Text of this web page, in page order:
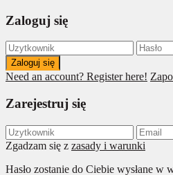
Zaloguj się
Zaloguj się
Need an account? Register here!
Zarejestruj się
Zgadzam się z zasady i warunki
Hasło zostanie do Ciebie wysłane w